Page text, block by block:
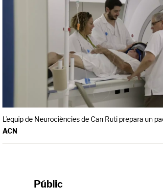
L'equip de Neurociències de Can Ruti prepara un
ACN
Públic